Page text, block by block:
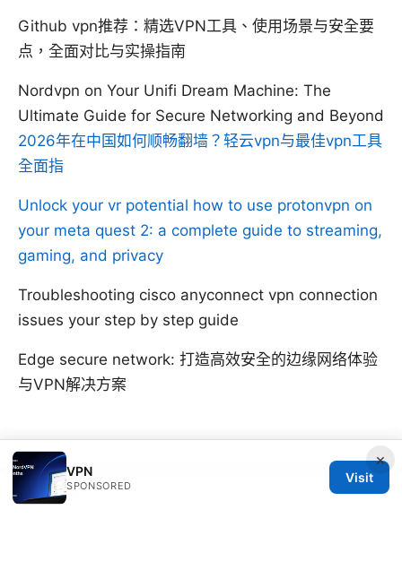
Github vpn推荐：精选VPN工具、使用场景与安全要
点，全面对比与实操指南
Nordvpn on Your Unifi Dream Machine: The
Ultimate Guide for Secure Networking and Beyond
2026年在中国如何顺畅翻墙？轻云vpn与最佳vpn工具
全面指
Unlock your vr potential how to use protonvpn on
your meta quest 2: a complete guide to streaming,
gaming, and privacy
Troubleshooting cisco anyconnect vpn connection
issues your step by step guide
Edge secure network: 打造高效安全的边缘网络体验
与VPN解决方案
×
VPN
SPONSORED
Visit
© SFPACKAGE 2026 V.1